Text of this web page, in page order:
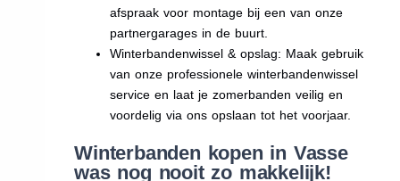
afspraak voor montage bij een van onze
partnergarages in de buurt.
Winterbandenwissel & opslag: Maak gebruik
van onze professionele winterbandenwissel
service en laat je zomerbanden veilig en
voordelig via ons opslaan tot het voorjaar.
Winterbanden kopen in Vasse
was nog nooit zo makkelijk!